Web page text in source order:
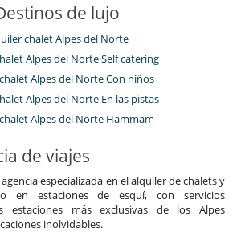
de lujo
chalet Alpes del Norte
Alpes del Norte Self catering
Alpes del Norte Con niños
Alpes del Norte En las pistas
Alpes del Norte Hammam
de viajes
especializada en el alquiler de chalets y
en estaciones de esquí, con servicios
estaciones más exclusivas de los Alpes
inolvidables.